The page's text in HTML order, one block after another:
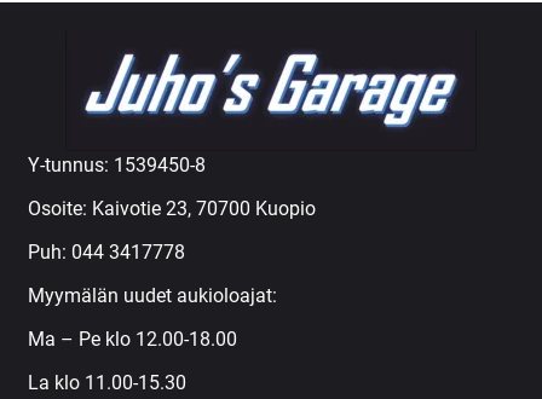
Y-tunnus: 1539450-8
Osoite: Kaivotie 23, 70700 Kuopio
Puh: 044 3417778
Myymälän uudet aukioloajat:
Ma – Pe klo 12.00-18.00
La klo 11.00-15.30